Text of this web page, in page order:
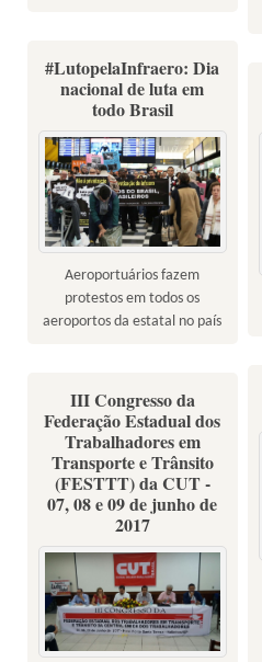
#LutopelaInfraero: Dia
nacional de luta em
todo Brasil
Aeroportuários fazem
protestos em todos os
aeroportos da estatal no país
III Congresso da
Federação Estadual dos
Trabalhadores em
Transporte e Trânsito
(FESTTT) da CUT -
07, 08 e 09 de junho de
2017